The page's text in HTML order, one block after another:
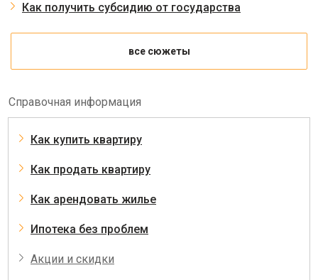
Как получить субсидию от государства
все сюжеты
Справочная информация
Как купить квартиру
Как продать квартиру
Как арендовать жилье
Ипотека без проблем
Акции и скидки